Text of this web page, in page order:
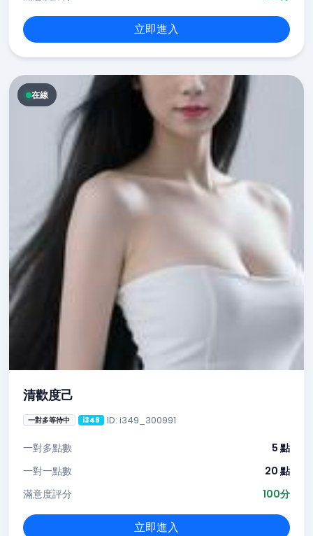
立即進入
在線
清歡度己
一對多等待中 i349 ID: i349_300991
一對多點數
5 點
一對一點數
20 點
滿意度評分
100分
立即進入